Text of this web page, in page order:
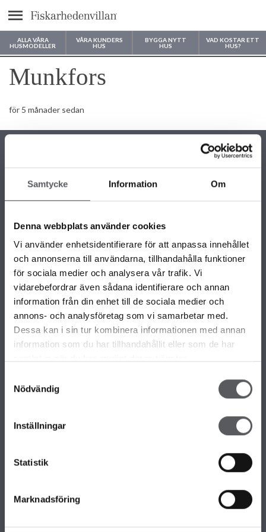
Samtycke Information Om
Denna webbplats använder cookies
Vi använder enhetsidentifierare för att anpassa innehållet
och annonserna till användarna, tillhandahålla funktioner
för sociala medier och analysera vår trafik. Vi
vidarebefordrar även sådana identifierare och annan
information från din enhet till de sociala medier och
annons- och analysföretag som vi samarbetar med.
Dessa kan i sin tur kombinera informationen med annan
information som du har tillhandahållit eller som de har
Nödvändig
Inställningar
Statistik
Marknadsföring
Meny
ALLA VÅRA
HUSMODELLER
VÅRA KUNDERS
HUS
BYGGA NYTT
HUS
VAD KOSTAR ETT
HUS?
Var vill du bygga ditt hus?
Munkfors
för 5 månader sedan
KONTAKTINFORMATION
info@fiskarhedenvillan.se
Box 882, 781 29 Borlänge
ALLA VÅRA HUSMODELLER
UNIKA HUS
FAMILJÄRKOLLEKTIONEN
FRITIDSHUS
KOMPLEMENTBOSTADSHUS
OM FISKARHEDENVILLAN
Jobba hos oss
Nyhetsbrev
KONTAKTA FISKARHEDENVILLAN
Huvudkontor